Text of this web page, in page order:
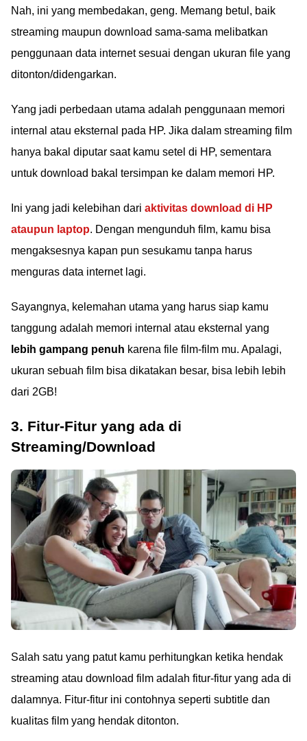
Nah, ini yang membedakan, geng. Memang betul, baik
streaming maupun download sama-sama melibatkan
penggunaan data internet sesuai dengan ukuran file yang
ditonton/didengarkan.
Yang jadi perbedaan utama adalah penggunaan memori
internal atau eksternal pada HP. Jika dalam streaming film
hanya bakal diputar saat kamu setel di HP, sementara
untuk download bakal tersimpan ke dalam memori HP.
Ini yang jadi kelebihan dari aktivitas download di HP
ataupun laptop. Dengan mengunduh film, kamu bisa
mengaksesnya kapan pun sesukamu tanpa harus
menguras data internet lagi.
Sayangnya, kelemahan utama yang harus siap kamu
tanggung adalah memori internal atau eksternal yang
lebih gampang penuh karena file film-film mu. Apalagi,
ukuran sebuah film bisa dikatakan besar, bisa lebih lebih
dari 2GB!
3. Fitur-Fitur yang ada di
Streaming/Download
Salah satu yang patut kamu perhitungkan ketika hendak
streaming atau download film adalah fitur-fitur yang ada di
dalamnya. Fitur-fitur ini contohnya seperti subtitle dan
kualitas film yang hendak ditonton.